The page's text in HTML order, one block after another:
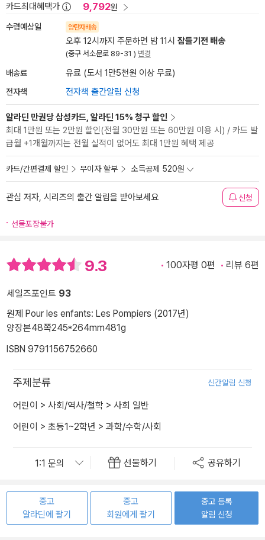
카드최대혜택가 9,792원
수령예상일 양탄자배송
오후 12시까지 주문하면 밤 11시 잠들기전 배송
(중구 서소문로 89-31 ) 변경
배송료 유료 (도서 1만5천원 이상 무료)
전자책 전자책 출간알림 신청
알라딘 만권당 삼성카드, 알라딘 15% 청구 할인
최대 1만원 또는 2만원 할인(전월 30만원 또는 60만원 이용 시) / 카드 발
급월 +1개월까지는 전월 실적이 없어도 최대 1만원 혜택 제공
카드/간편결제 할인 무이자 할부 소득공제 520원
관심 저자, 시리즈의 출간 알림을 받아보세요 신청
선물포장불가
9.3 100자평 0편 리뷰 6편
세일즈포인트 93
원제 Pour les enfants: Les Pompiers (2017년)
양장본48쪽245*264mm481g
ISBN 9791156752660
주제분류 신간알림 신청
어린이 > 사회/역사/철학 > 사회 일반
어린이 > 초등1~2학년 > 과학/수학/사회
선물하기 공유하기
중고
알라딘에 팔기
중고
회원에게 팔기
중고 등록
알림 신청